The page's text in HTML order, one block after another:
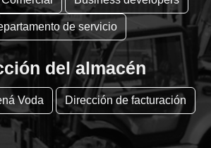
de servicio
del almacén
Voda Dirección de facturación